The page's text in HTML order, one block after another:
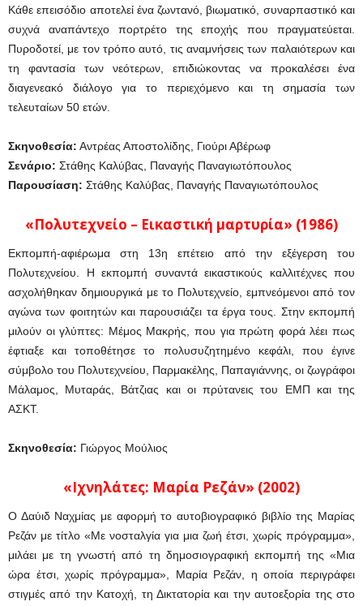
Κάθε επεισόδιο αποτελεί ένα ζωντανό, βιωματικό, συναρπαστικό και
συχνά αναπάντεχο πορτρέτο της εποχής που πραγματεύεται.
Πυροδοτεί, με τον τρόπο αυτό, τις αναμνήσεις των παλαιότερων και
τη φαντασία των νεότερων, επιδιώκοντας να προκαλέσει ένα
διαγενεακό διάλογο για το περιεχόμενο και τη σημασία των
τελευταίων 50 ετών.
Σκηνοθεσία: Αντρέας Αποστολίδης, Γιούρι Αβέρωφ
Σενάριο: Στάθης Καλύβας, Παναγής Παναγιωτόπουλος
Παρουσίαση: Στάθης Καλύβας, Παναγής Παναγιωτόπουλος
«Πολυτεχνείο – Εικαστική μαρτυρία» (1986)
Εκπομπή-αφιέρωμα στη 13η επέτειο από την εξέγερση του
Πολυτεχνείου. Η εκπομπή συναντά εικαστικούς καλλιτέχνες που
ασχολήθηκαν δημιουργικά με το Πολυτεχνείο, εμπνεόμενοι από τον
αγώνα των φοιτητών και παρουσιάζει τα έργα τους. Στην εκπομπή
μιλούν οι γλύπτες: Μέμος Μακρής, που για πρώτη φορά λέει πως
έφτιαξε και τοποθέτησε το πολυσυζητημένο κεφάλι, που έγινε
σύμβολο του Πολυτεχνείου, Παρμακέλης, Παπαγιάννης, οι ζωγράφοι
Μάλαμος, Μυταράς, Βάτζιας και οι πρύτανεις του ΕΜΠ και της
ΑΣΚΤ.
Σκηνοθεσία: Γιώργος Μούλιος
«Ιχνηλάτες: Μαρία Ρεζάν» (2002)
Ο Δαύιδ Ναχμίας με αφορμή το αυτοβιογραφικό βιβλίο της Μαρίας
Ρεζάν με τίτλο «Με νοσταλγία για μια ζωή έτσι, χωρίς πρόγραμμα»,
μιλάει με τη γνωστή από τη δημοσιογραφική εκπομπή της «Μια
ώρα έτσι, χωρίς πρόγραμμα», Μαρία Ρεζάν, η οποία περιγράφει
στιγμές από την Κατοχή, τη Δικτατορία και την αυτοεξορία της στο